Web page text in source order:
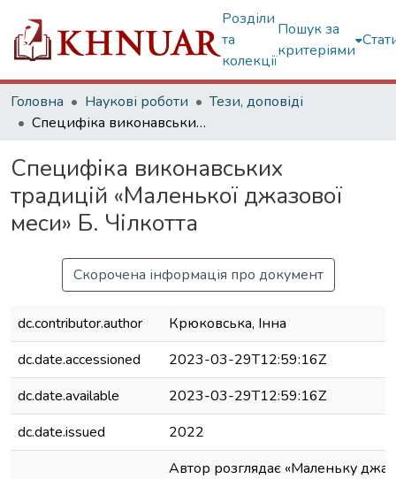
Розділи
та
колекції
Пошук за
критеріями
Головна Наукові роботи
Тези, доповіді
Специфіка виконавських традицій «Маленької джазової меси» Б. Чілкотта
Специфіка виконавських
традицій «Маленької джазової
меси» Б. Чілкотта
Скорочена інформація про документ
dc.contributor.author
Крюковська, Інна
dc.date.accessioned
2023-03-29T12:59:16Z
dc.date.available
2023-03-29T12:59:16Z
dc.date.issued
2022
Автор розглядає «Маленьку